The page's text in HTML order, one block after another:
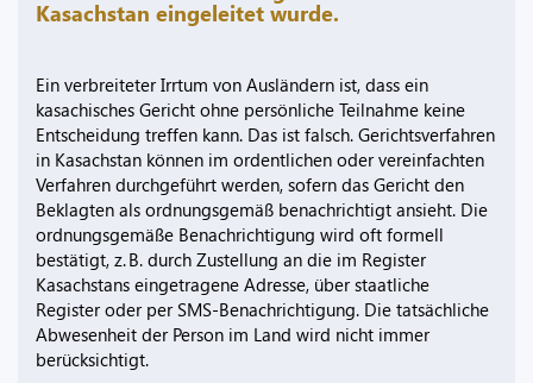
Kasachstan eingeleitet wurde.
Ein verbreiteter Irrtum von Ausländern ist, dass ein
kasachisches Gericht ohne persönliche Teilnahme keine
Entscheidung treffen kann. Das ist falsch. Gerichtsverfahren
in Kasachstan können im ordentlichen oder vereinfachten
Verfahren durchgeführt werden, sofern das Gericht den
Beklagten als ordnungsgemäß benachrichtigt ansieht. Die
ordnungsgemäße Benachrichtigung wird oft formell
bestätigt, z. B. durch Zustellung an die im Register
Kasachstans eingetragene Adresse, über staatliche
Register oder per SMS-Benachrichtigung. Die tatsächliche
Abwesenheit der Person im Land wird nicht immer
berücksichtigt.